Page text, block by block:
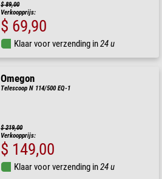
$ 89,00
Verkoopprijs:
$ 69,90
Klaar voor verzending in24 u
Omegon
Telescoop N 114/500 EQ-1
$ 219,00
Verkoopprijs:
$ 149,00
Klaar voor verzending in24 u